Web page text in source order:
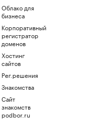
Облако для
бизнеса
Корпоративный
регистратор
доменов
Хостинг
сайтов
Рег.решения
Знакомства
Сайт
знакомств
podbor.ru